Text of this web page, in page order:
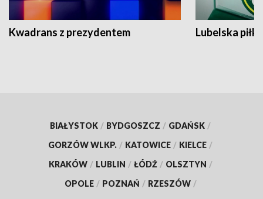
Kwadrans z prezydentem Lubelska piłka
BIAŁYSTOK / BYDGOSZCZ / GDAŃSK /
GORZÓW WLKP. / KATOWICE / KIELCE /
KRAKÓW / LUBLIN / ŁÓDŹ / OLSZTYN /
OPOLE / POZNAŃ / RZESZÓW /